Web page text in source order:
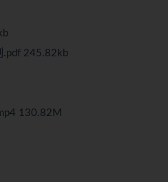
.pdf 245.82kb
130.82M